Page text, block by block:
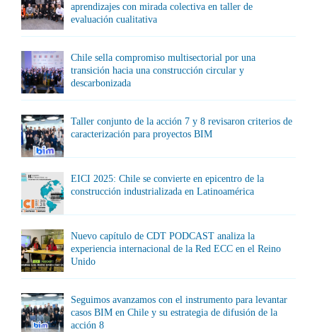
aprendizajes con mirada colectiva en taller de
evaluación cualitativa
Chile sella compromiso multisectorial por una
transición hacia una construcción circular y
descarbonizada
Taller conjunto de la acción 7 y 8 revisaron criterios de
caracterización para proyectos BIM
EICI 2025: Chile se convierte en epicentro de la
construcción industrializada en Latinoamérica
Nuevo capítulo de CDT PODCAST analiza la
experiencia internacional de la Red ECC en el Reino
Unido
Seguimos avanzamos con el instrumento para levantar
casos BIM en Chile y su estrategia de difusión de la
acción 8